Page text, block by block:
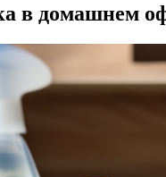
в домашнем